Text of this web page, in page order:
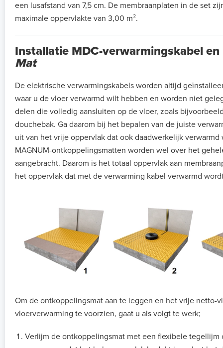
een lusafstand van 7,5 cm. De membraanplaten in de set
maximale oppervlakte van 3,00 m².
Installatie MDC-verwarmingskabel en
Mat
De elektrische verwarmingskabels worden altijd
waar u de vloer verwarmd wilt hebben en worden niet
delen die volledig aansluiten op de vloer, zoals
douchebak. Ga daarom bij het bepalen van de juiste
uit van het vrije oppervlak dat ook daadwerkelijk verwarmd
MAGNUM-ontkoppelingsmatten worden wel over het
aangebracht. Daarom is het totaal oppervlak aan
het oppervlak dat met de verwarming kabel verwarmd
Om de ontkoppelingsmat aan te leggen en het vrije netto-
vloerverwarming te voorzien, gaat u als volgt te werk;
Verlijm de ontkoppelingsmat met een flexibele tegellijm